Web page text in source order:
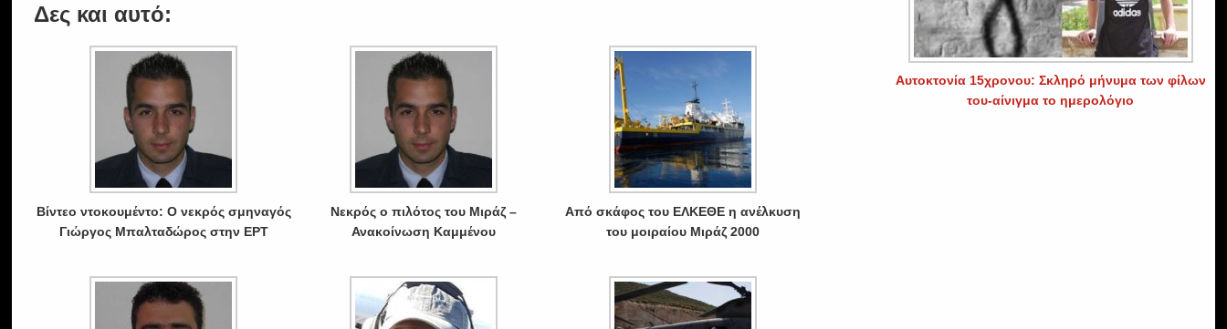
Δες και αυτό:
Βίντεο ντοκουμέντο: Ο νεκρός σμηναγός
Γιώργος Μπαλταδώρος στην ΕΡΤ
Νεκρός ο πιλότος του Μιράζ –
Ανακοίνωση Καμμένου
Από σκάφος του ΕΛΚΕΘΕ η ανέλκυση
του μοιραίου Μιράζ 2000
Αυτοκτονία 15χρονου: Σκληρό μήνυμα των φίλων
του-αίνιγμα το ημερολόγιο